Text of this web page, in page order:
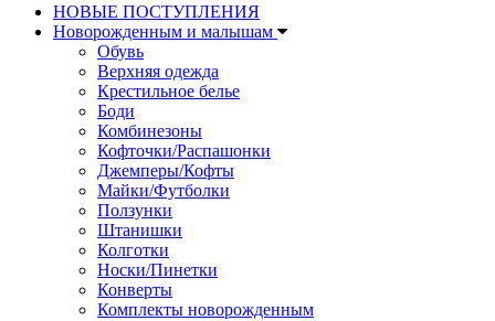
НОВЫЕ ПОСТУПЛЕНИЯ
Новорожденным и малышам
Обувь
Верхняя одежда
Крестильное белье
Боди
Комбинезоны
Кофточки/Распашонки
Джемперы/Кофты
Майки/Футболки
Ползунки
Штанишки
Колготки
Носки/Пинетки
Конверты
Комплекты новорожденным